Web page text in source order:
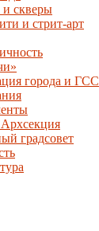
скверы
и стрит-арт
города и ГСС
градсовет